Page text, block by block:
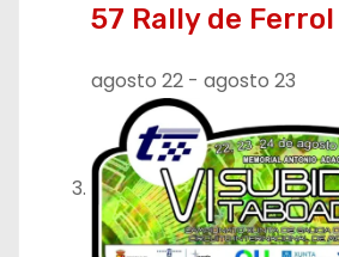
57 Rally de
agosto 22 - agosto 23